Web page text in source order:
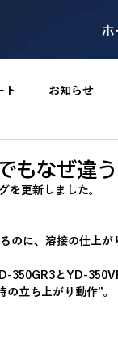
ホ
ト お知らせ
もなぜ違
を更新しました。
のに、溶接の仕上
350GR3とYD-
の立ち上がり動作”。